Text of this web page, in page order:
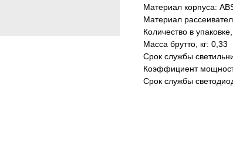
Материал корпуса:
Материал
Количество в
Масса брутто, кг: 0,33
Срок службы
Коэффициент
Срок службы